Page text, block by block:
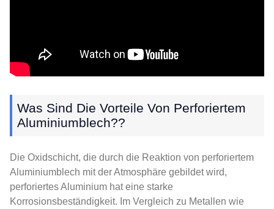
Was Sind Die Vorteile Von Perforiertem
Aluminiumblech??
Die Oxidschicht, die durch die Reaktion von perforiertem
Aluminiumblech mit der Atmosphäre gebildet wird,
perforiertes Aluminium hat eine starke
Korrosionsbeständigkeit. Im Vergleich zu Metallen wie